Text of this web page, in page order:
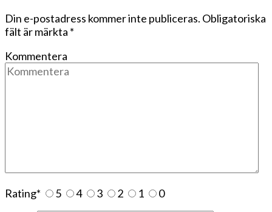
Din e-postadress kommer inte publiceras. Obligatoriska
fält är märkta *
Kommentera
Rating* 5 4 3 2 1
0